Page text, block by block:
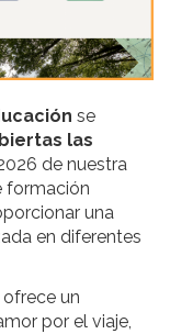
se
las
de nuestra
formación
una
en diferentes
ofrece un
por el viaje,